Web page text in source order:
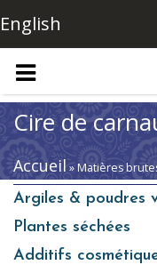
Aller au contenu principal
English
Cire de
Accueil » Matières
Argiles & poudres
Plantes séchées
Additifs